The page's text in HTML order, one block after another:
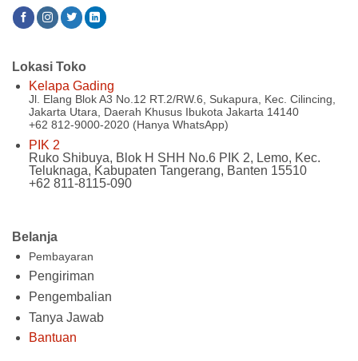
Belanja
Pembayaran
Pengiriman
Pengembalian
Tanya Jawab
Bantuan
Lokasi Toko
Kelapa Gading
Jl. Elang Blok A3 No.12 RT.2/RW.6, Sukapura, Kec. Cilincing,
Jakarta Utara, Daerah Khusus Ibukota Jakarta 14140
+62 812-9000-2020 (Hanya WhatsApp)
PIK 2
Ruko Shibuya, Blok H SHH No.6 PIK 2, Lemo, Kec.
Teluknaga, Kabupaten Tangerang, Banten 15510
+62 811-8115-090